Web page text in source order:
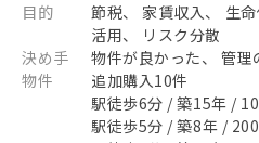
目的
節税、 家賃収入、 生
活用、 リスク分散
決め手
物件が良かった、 管理
物件
追加購入10件
駅徒歩6分 / 築15年 /
駅徒歩5分 / 築8年 /